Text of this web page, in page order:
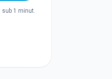
sub 1 minut.